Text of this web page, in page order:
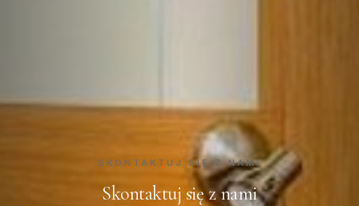
SKONTAKTUJ SIĘ Z NAMI
Skontaktuj się z nami